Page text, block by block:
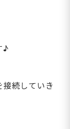
♪
続していき